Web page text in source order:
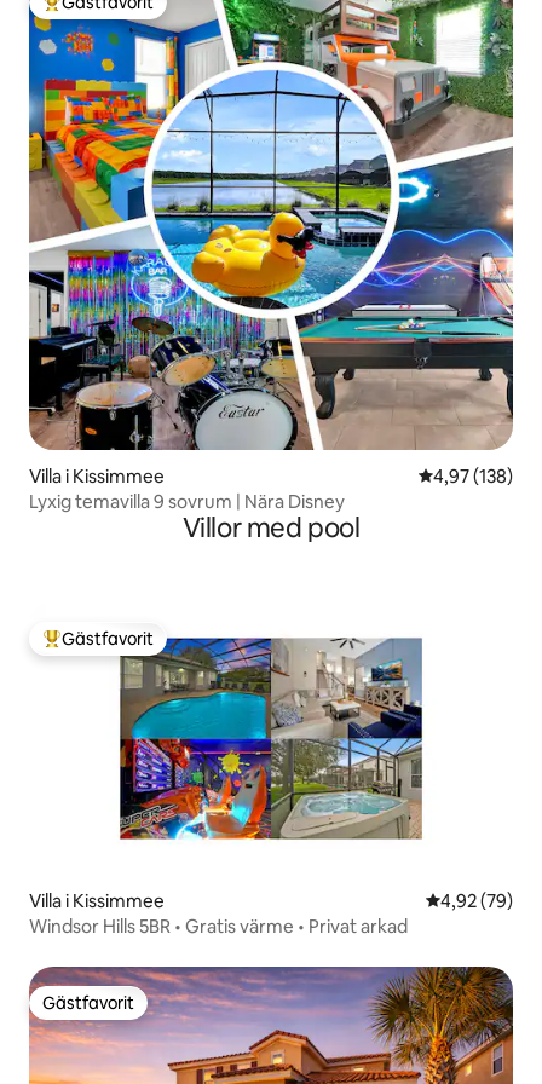
Populär gästfavorit
Villa i Kissimmee 4,97 av 5 i
4,97 (138)
Lyxig temavilla 9 sovrum | Nära Disney
Villor med pool
Populär gästfavorit
Gästfavorit
Villa i Kissimmee 4,92 av 5 i
4,92 (79)
Windsor Hills 5BR • Gratis värme • Privat arkad
Gästfavorit
Gästfavorit